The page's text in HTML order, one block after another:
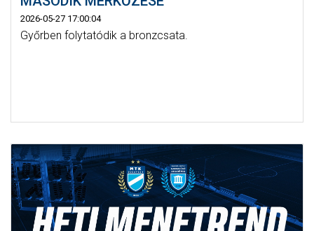
2026-05-27 17:00:04
Győrben folytatódik a bronzcsata.